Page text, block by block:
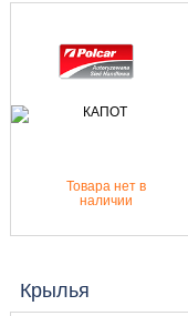
Товара нет в
наличии
Крылья